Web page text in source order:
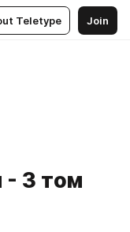
Teletype Join
- 3 том